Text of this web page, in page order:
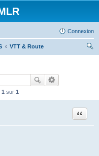
Connexion
VTT & Route
1 sur 1
Citer